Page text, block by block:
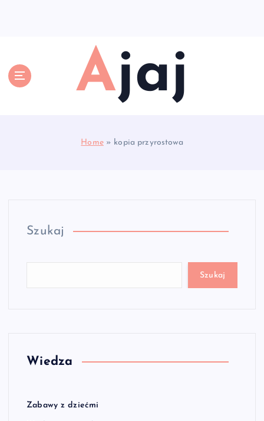
Ajaj
Home» kopia przyrostowa
Szukaj
Szukaj
Wiedza
Zabawy z dziećmi